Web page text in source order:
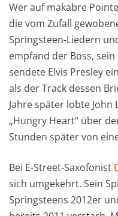
Wer auf makabre
die vom Zufall
Springsteen-Liedern
empfand der Boss, sein
sendete Elvis Presley
als der Track dessen
Jahre später lobte
„Hungry Heart“ über
Stunden später von
Bei E-Street-Saxofonist
sich umgekehrt. Sein
Springsteens 2012er